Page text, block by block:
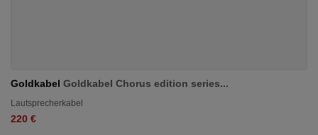
Goldkabel Goldkabel Chorus edition series...
Lautsprecherkabel
220 €